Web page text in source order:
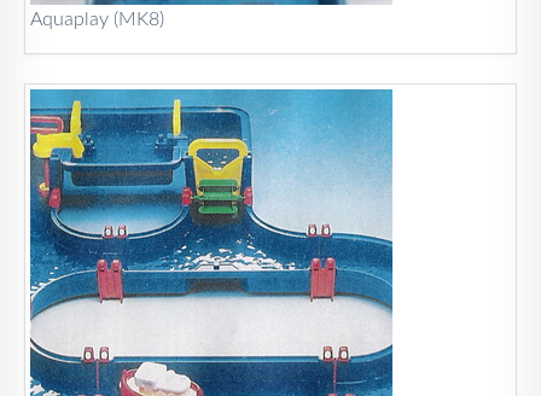
Aquaplay (MK8)